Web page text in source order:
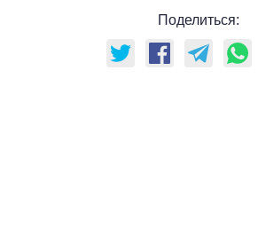
Поделиться: